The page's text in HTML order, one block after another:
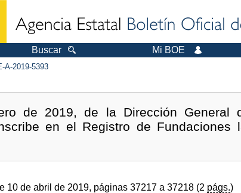
Buscar Mi BOE
A-2019-5393
de 2019, de la Dirección General
en el Registro de Fundaciones
10 de abril de 2019, páginas 37217 a 37218 (2 págs.)